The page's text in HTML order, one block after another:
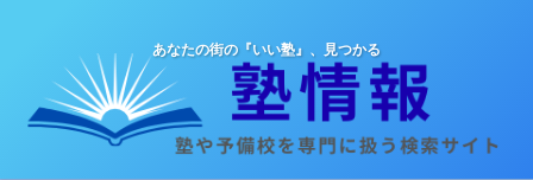
あなたの街の『いい塾』、見つかる